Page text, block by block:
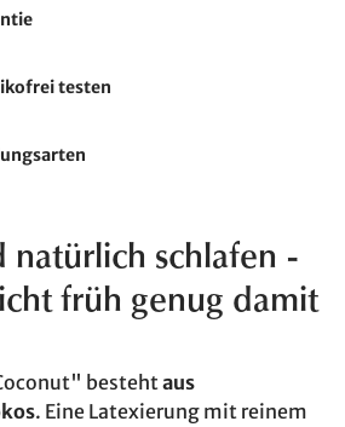
testen
natürlich schlafen -
früh genug damit
bestehtaus
. Eine Latexierung mit reinem